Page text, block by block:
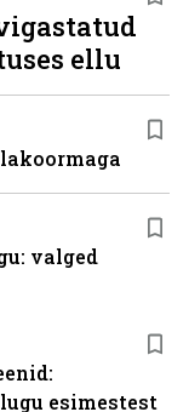
esimestest
ellu
valged